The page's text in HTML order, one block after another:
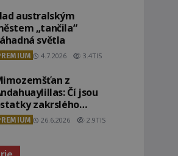
australským
„tančila“
světla
4.7.2026 3.4TIS
z
Čí jsou
zakrslého
s ohromnou
26.6.2026 2.9TIS